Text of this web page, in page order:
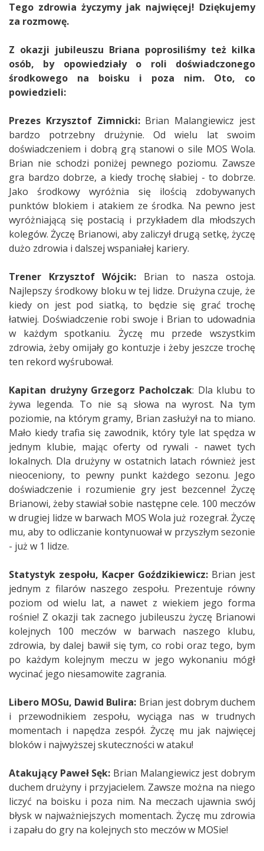
Tego zdrowia życzymy jak najwięcej! Dziękujemy
za rozmowę.
Z okazji jubileuszu Briana poprosiliśmy też kilka
osób, by opowiedziały o roli doświadczonego
środkowego na boisku i poza nim. Oto, co
powiedzieli:
Prezes Krzysztof Zimnicki: Brian Malangiewicz jest
bardzo potrzebny drużynie. Od wielu lat swoim
doświadczeniem i dobrą grą stanowi o sile MOS Wola.
Brian nie schodzi poniżej pewnego poziomu. Zawsze
gra bardzo dobrze, a kiedy trochę słabiej - to dobrze.
Jako środkowy wyróżnia się ilością zdobywanych
punktów blokiem i atakiem ze środka. Na pewno jest
wyróżniającą się postacią i przykładem dla młodszych
kolegów. Życzę Brianowi, aby zaliczył drugą setkę, życzę
dużo zdrowia i dalszej wspaniałej kariery.
Trener Krzysztof Wójcik: Brian to nasza ostoja.
Najlepszy środkowy bloku w tej lidze. Drużyna czuje, że
kiedy on jest pod siatką, to będzie się grać trochę
łatwiej. Doświadczenie robi swoje i Brian to udowadnia
w każdym spotkaniu. Życzę mu przede wszystkim
zdrowia, żeby omijały go kontuzje i żeby jeszcze trochę
ten rekord wyśrubował.
Kapitan drużyny Grzegorz Pacholczak: Dla klubu to
żywa legenda. To nie są słowa na wyrost. Na tym
poziomie, na którym gramy, Brian zasłużył na to miano.
Mało kiedy trafia się zawodnik, który tyle lat spędza w
jednym klubie, mając oferty od rywali - nawet tych
lokalnych. Dla drużyny w ostatnich latach również jest
nieoceniony, to pewny punkt każdego sezonu. Jego
doświadczenie i rozumienie gry jest bezcenne! Życzę
Brianowi, żeby stawiał sobie następne cele. 100 meczów
w drugiej lidze w barwach MOS Wola już rozegrał. Życzę
mu, aby to odliczanie kontynuował w przyszłym sezonie
- już w 1 lidze.
Statystyk zespołu, Kacper Goździkiewicz: Brian jest
jednym z filarów naszego zespołu. Prezentuje równy
poziom od wielu lat, a nawet z wiekiem jego forma
rośnie! Z okazji tak zacnego jubileuszu życzę Brianowi
kolejnych 100 meczów w barwach naszego klubu,
zdrowia, by dalej bawił się tym, co robi oraz tego, bym
po każdym kolejnym meczu w jego wykonaniu mógł
wycinać jego niesamowite zagrania.
Libero MOSu, Dawid Bulira: Brian jest dobrym duchem
i przewodnikiem zespołu, wyciąga nas w trudnych
momentach i napędza zespół. Życzę mu jak najwięcej
bloków i najwyższej skuteczności w ataku!
Atakujący Paweł Sęk: Brian Malangiewicz jest dobrym
duchem drużyny i przyjacielem. Zawsze można na niego
liczyć na boisku i poza nim. Na meczach ujawnia swój
błysk w najważniejszych momentach. Życzę mu zdrowia
i zapału do gry na kolejnych sto meczów w MOSie!